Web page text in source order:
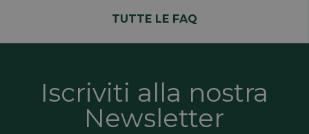
TUTTE LE FAQ
Iscriviti alla nostra
Newsletter